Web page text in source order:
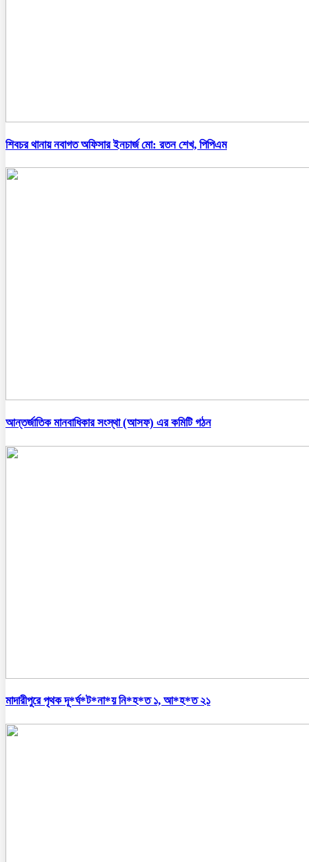
শিবচর থানায় নবাগত অফিসার ইনচার্জ মো: রতন শেখ, পিপিএম
আন্তর্জাতিক মানবাধিকার সংস্থা (আসফ) এর কমিটি গঠন
মাদারীপুরে পৃথক দূ*র্ঘ*ট*না*য় নি*হ*ত ১, আ*হ*ত ২১